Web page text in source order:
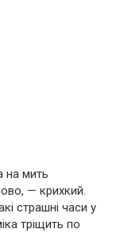
на мить
— крихкий.
страшні часи у
тріщить по